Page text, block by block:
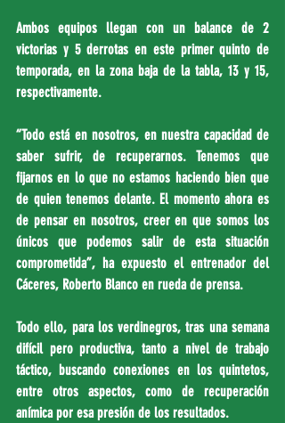
Ambos equipos llegan con un balance de 2
victorias y 5 derrotas en este primer quinto de
temporada, en la zona baja de la tabla, 13 y 15,
respectivamente.
“Todo está en nosotros, en nuestra capacidad de
saber sufrir, de recuperarnos. Tenemos que
fijarnos en lo que no estamos haciendo bien que
de quien tenemos delante. El momento ahora es
de pensar en nosotros, creer en que somos los
únicos que podemos salir de esta situación
comprometida”, ha expuesto el entrenador del
Cáceres, Roberto Blanco en rueda de prensa.
Todo ello, para los verdinegros, tras una semana
difícil pero productiva, tanto a nivel de trabajo
táctico, buscando conexiones en los quintetos,
entre otros aspectos, como de recuperación
anímica por esa presión de los resultados.